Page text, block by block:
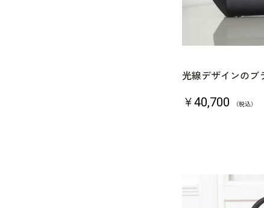
光線デザインのブ
￥40,700 （税込）